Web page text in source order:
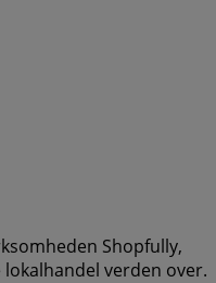
Shopfully,
verden over.